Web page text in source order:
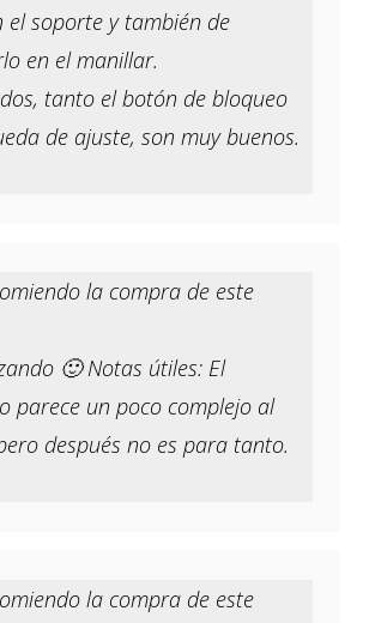
el soporte y también de
en el manillar.
tanto el botón de bloqueo
de ajuste, son muy buenos.
la compra de este
🙂 Notas útiles: El
parece un poco complejo al
después no es para tanto.
la compra de este